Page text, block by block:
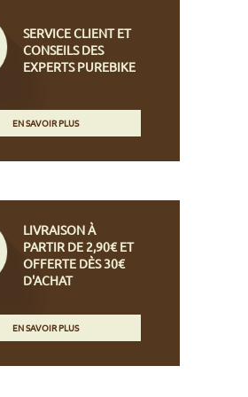
SERVICE CLIENT ET
CONSEILS DES
EXPERTS PUREBIKE
EN SAVOIR PLUS
LIVRAISON À
PARTIR DE 2,90€ ET
OFFERTE DÈS 30€
D'ACHAT
EN SAVOIR PLUS